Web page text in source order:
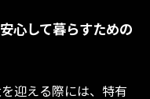
心して暮らすための
迎える際には、特有